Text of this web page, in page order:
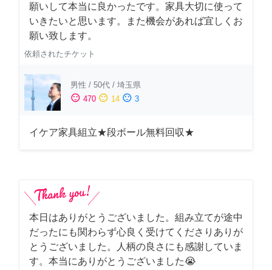
願いして本当に良かったです。家具大切に使って
いきたいと思います。また機会があれば宜しくお
願い致します。
依頼されたチケット
男性 / 50代 / 埼玉県
sentiment_satisfied 470 sentiment_neutral 14 sentiment_dissatisfied 3
イケア家具組立★段ボール無料回収★
本日はありがとうございました。組み立てが途中
だったにも関わらず心良く受けてくださりありが
とうございました。人柄の良さにも感謝していま
す。本当にありがとうございました😭